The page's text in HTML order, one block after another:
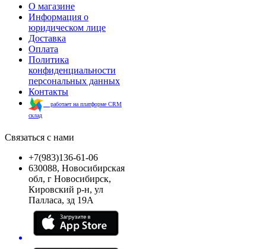
О магазине
Информация о
юридическом лице
Доставка
Оплата
Политика
конфиденциальности
персональных данных
Контакты
работает на платформе CRM
склад
Связаться с нами
+7(983)136-61-06
630088, Новосибирская
обл, г Новосибирск,
Кировский р-н, ул
Палласа, зд 19А